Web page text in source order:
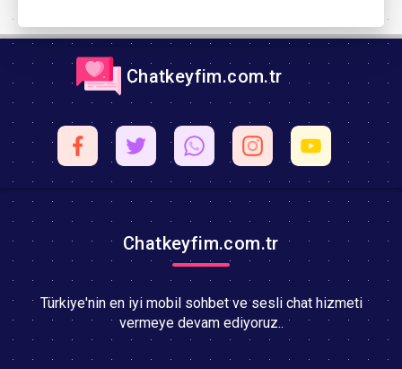
Chatkeyfim.com.tr
Chatkeyfim.com.tr
Türkiye'nin en iyi mobil sohbet ve sesli chat hizmeti
vermeye devam ediyoruz..